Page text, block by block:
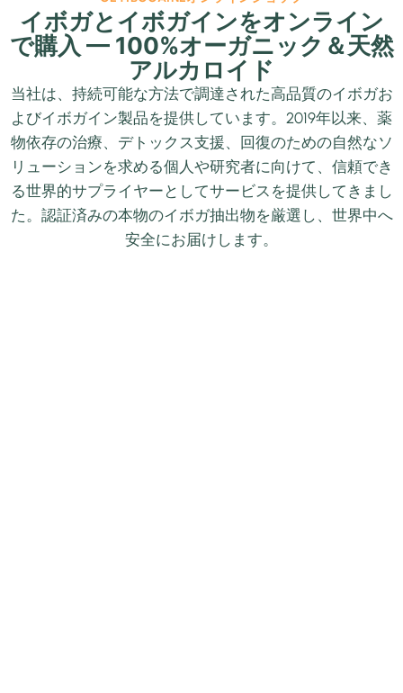
イボガとイボガインをオンライン
で購入 — 100%オーガニック＆天然
アルカロイド
当社は、持続可能な方法で調達された高品質のイボガお
よびイボガイン製品を提供しています。2019年以来、薬
物依存の治療、デトックス支援、回復のための自然なソ
リューションを求める個人や研究者に向けて、信頼でき
る世界的サプライヤーとしてサービスを提供してきまし
た。認証済みの本物のイボガ抽出物を厳選し、世界中へ
安全にお届けします。